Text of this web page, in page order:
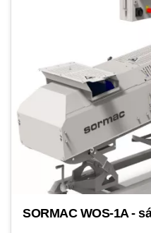
SORMAC WOS-1A -